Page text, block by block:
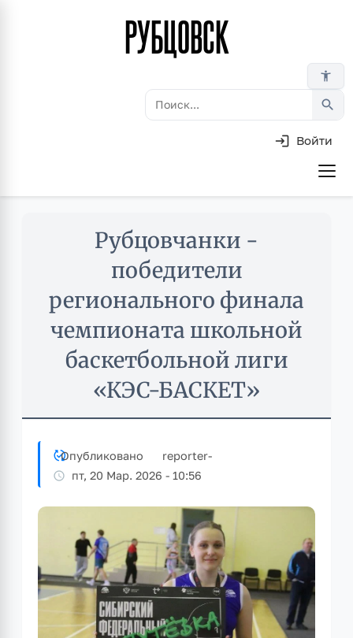
РУБЦОВСК
accessibility_new
search
Войти
Рубцовчанки -
победители
регионального финала
чемпионата школьной
баскетбольной лиги
«КЭС-БАСКЕТ»
Опубликовано reporter-
пт, 20 Мар. 2026 - 10:56